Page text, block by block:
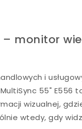
– monitor
i
55"
wizualnej,
wtedy, gdy